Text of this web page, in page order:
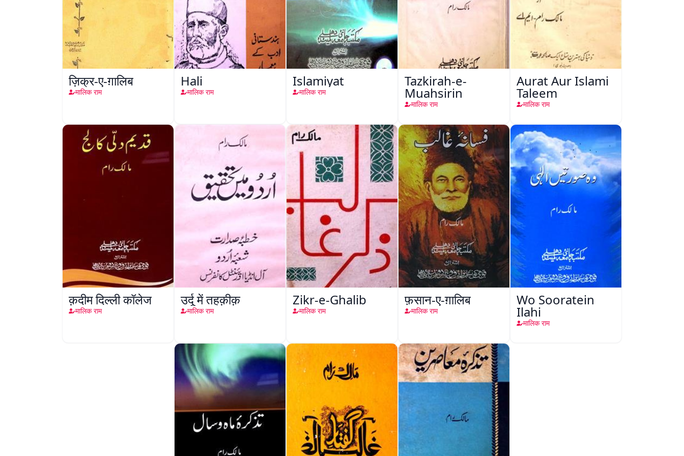
ज़िक्र-ए-ग़ालिब
मालिक राम
Hali
मालिक राम
Islamiyat
मालिक राम
Tazkirah-e-
Muahsirin
मालिक राम
Aurat Aur Islami
Taleem
मालिक राम
क़दीम दिल्ली कॉलेज
मालिक राम
उर्दू में तहक़ीक़
मालिक राम
Zikr-e-Ghalib
मालिक राम
फ़सान-ए-ग़ालिब
मालिक राम
Wo Sooratein
Ilahi
मालिक राम